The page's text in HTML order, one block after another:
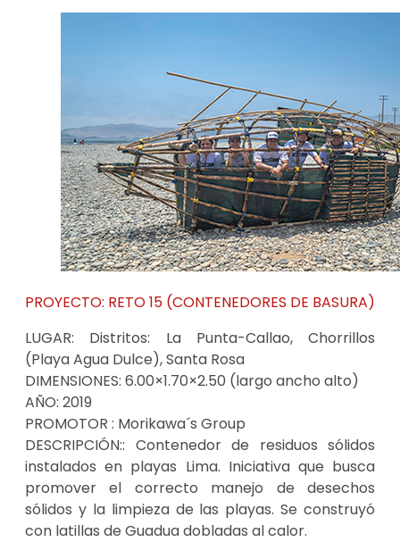
PROYECTO: RETO 15 (CONTENEDORES DE BASURA)
LUGAR: Distritos: La Punta-Callao, Chorrillos
(Playa Agua Dulce), Santa Rosa
DIMENSIONES: 6.00×1.70×2.50 (largo ancho alto)
AÑO: 2019
PROMOTOR : Morikawa´s Group
DESCRIPCIÓN:: Contenedor de residuos sólidos
instalados en playas Lima. Iniciativa que busca
promover el correcto manejo de desechos
sólidos y la limpieza de las playas. Se construyó
con latillas de Guadua dobladas al calor.